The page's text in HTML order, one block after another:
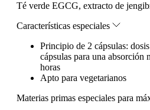
Té verde EGCG, extracto de
Características especiales
Principio de 2 cápsulas:
cápsulas para una absorción
horas
Apto para vegetarianos
Materias primas especiales para